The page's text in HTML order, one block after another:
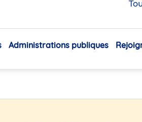
Administrations publiques
en crèche et au